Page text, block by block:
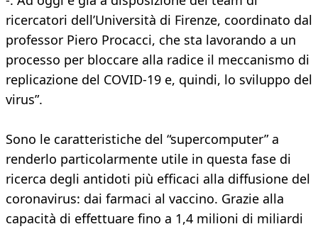
ricercatori dell’Università di Firenze, coordinato dal
professor Piero Procacci, che sta lavorando a un
processo per bloccare alla radice il meccanismo di
replicazione del COVID-19 e, quindi, lo sviluppo del
virus”.
Sono le caratteristiche del “supercomputer” a
renderlo particolarmente utile in questa fase di
ricerca degli antidoti più efficaci alla diffusione del
coronavirus: dai farmaci al vaccino. Grazie alla
capacità di effettuare fino a 1,4 milioni di miliardi